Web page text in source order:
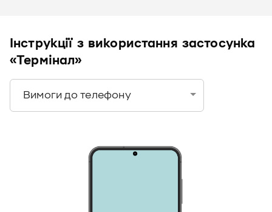
Інструкції з використання застосунка
«Термінал»
Вимоги до телефону